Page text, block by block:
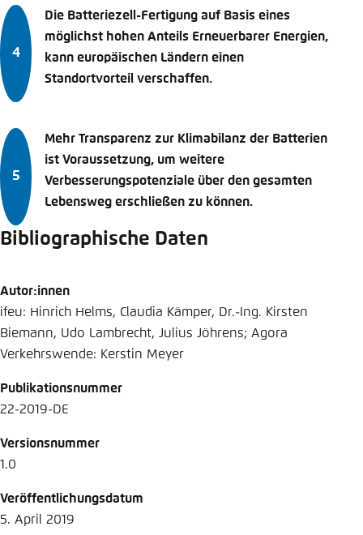
Die Batteriezell-Fertigung auf Basis eines
möglichst hohen Anteils Erneuerbarer Energien,
kann europäischen Ländern einen
Standortvorteil verschaffen.
Mehr Transparenz zur Klimabilanz der Batterien
ist Voraussetzung, um weitere
Verbesserungspotenziale über den gesamten
Lebensweg erschließen zu können.
Bibliographische Daten
Autor:innen
ifeu: Hinrich Helms, Claudia Kämper, Dr.-Ing. Kirsten
Biemann, Udo Lambrecht, Julius Jöhrens; Agora
Verkehrswende: Kerstin Meyer
Publikationsnummer
22-2019-DE
Versionsnummer
1.0
Veröffentlichungsdatum
5. April 2019